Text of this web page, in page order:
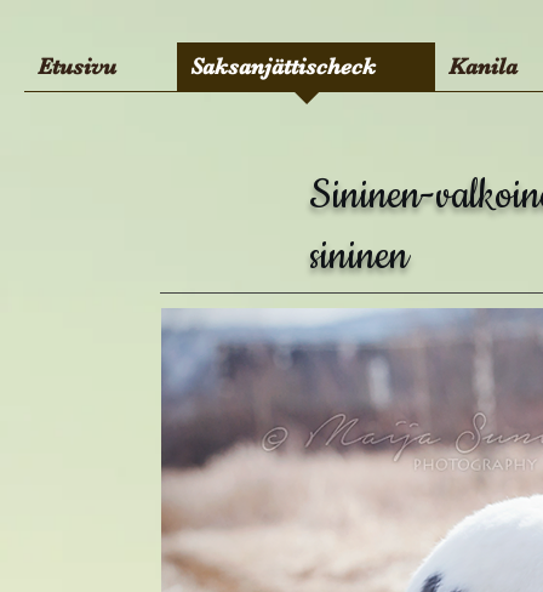
Etusivu Saksanjättischeck Kanila
Sininen-
sininen